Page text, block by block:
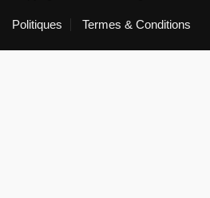
Politiques Termes & Conditions